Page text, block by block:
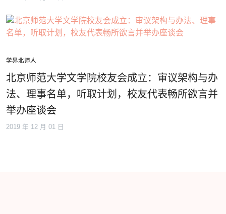
学界北师人
北京师范大学文学院校友会成立：审议架构与办
法、理事名单，听取计划，校友代表畅所欲言并
举办座谈会
2019 年 12 月 01 日